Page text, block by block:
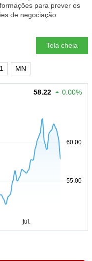
para prever os
de negociação
Tela cheia
MN
58.22 0.00%